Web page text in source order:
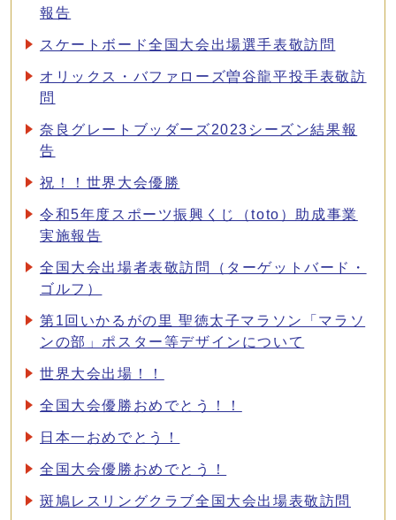
報告
スケートボード全国大会出場選手表敬訪問
オリックス・バファローズ曽谷龍平投手表敬訪
問
奈良グレートブッダーズ2023シーズン結果報
告
祝！！世界大会優勝
令和5年度スポーツ振興くじ（toto）助成事業
実施報告
全国大会出場者表敬訪問（ターゲットバード・
ゴルフ）
第1回いかるがの里 聖徳太子マラソン「マラソ
ンの部」ポスター等デザインについて
世界大会出場！！
全国大会優勝おめでとう！！
日本一おめでとう！
全国大会優勝おめでとう！
斑鳩レスリングクラブ全国大会出場表敬訪問